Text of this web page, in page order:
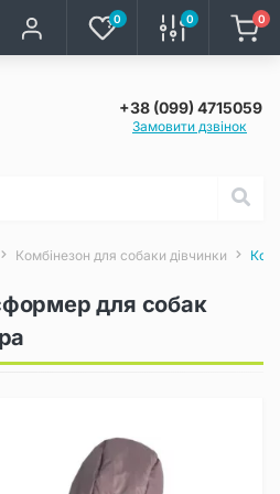
0 0 0
+38 (099) 4715059
Замовити дзвінок
Комбінезон для собаки дівчинки
для собак